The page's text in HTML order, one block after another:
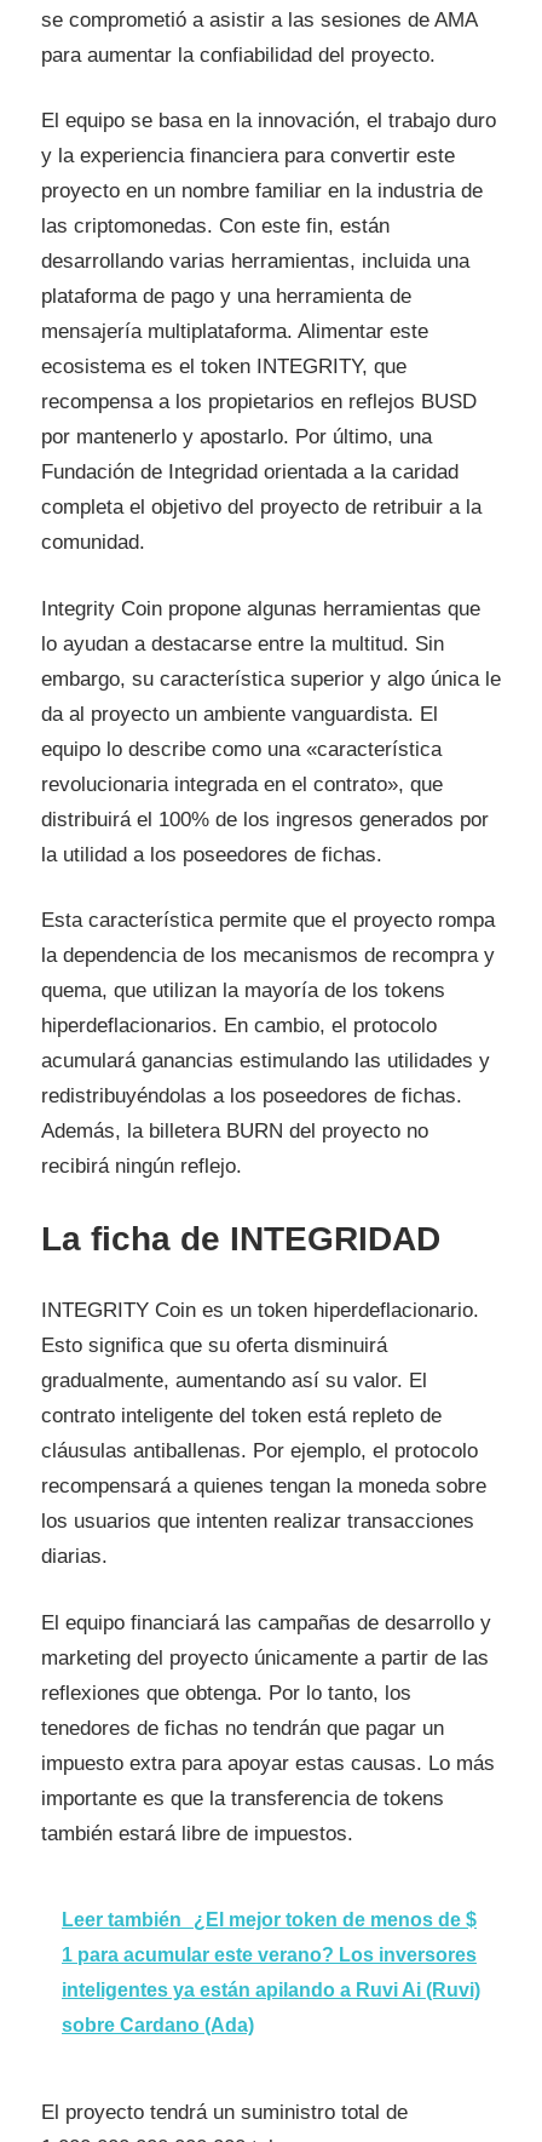
se comprometió a asistir a las sesiones de AMA
para aumentar la confiabilidad del proyecto.
El equipo se basa en la innovación, el trabajo duro
y la experiencia financiera para convertir este
proyecto en un nombre familiar en la industria de
las criptomonedas. Con este fin, están
desarrollando varias herramientas, incluida una
plataforma de pago y una herramienta de
mensajería multiplataforma. Alimentar este
ecosistema es el token INTEGRITY, que
recompensa a los propietarios en reflejos BUSD
por mantenerlo y apostarlo. Por último, una
Fundación de Integridad orientada a la caridad
completa el objetivo del proyecto de retribuir a la
comunidad.
Integrity Coin propone algunas herramientas que
lo ayudan a destacarse entre la multitud. Sin
embargo, su característica superior y algo única le
da al proyecto un ambiente vanguardista. El
equipo lo describe como una «característica
revolucionaria integrada en el contrato», que
distribuirá el 100% de los ingresos generados por
la utilidad a los poseedores de fichas.
Esta característica permite que el proyecto rompa
la dependencia de los mecanismos de recompra y
quema, que utilizan la mayoría de los tokens
hiperdeflacionarios. En cambio, el protocolo
acumulará ganancias estimulando las utilidades y
redistribuyéndolas a los poseedores de fichas.
Además, la billetera BURN del proyecto no
recibirá ningún reflejo.
La ficha de INTEGRIDAD
INTEGRITY Coin es un token hiperdeflacionario.
Esto significa que su oferta disminuirá
gradualmente, aumentando así su valor. El
contrato inteligente del token está repleto de
cláusulas antiballenas. Por ejemplo, el protocolo
recompensará a quienes tengan la moneda sobre
los usuarios que intenten realizar transacciones
diarias.
El equipo financiará las campañas de desarrollo y
marketing del proyecto únicamente a partir de las
reflexiones que obtenga. Por lo tanto, los
tenedores de fichas no tendrán que pagar un
impuesto extra para apoyar estas causas. Lo más
importante es que la transferencia de tokens
también estará libre de impuestos.
Leer también
¿El mejor token de menos de $
1 para acumular este verano? Los inversores
inteligentes ya están apilando a Ruvi Ai (Ruvi)
sobre Cardano (Ada)
El proyecto tendrá un suministro total de